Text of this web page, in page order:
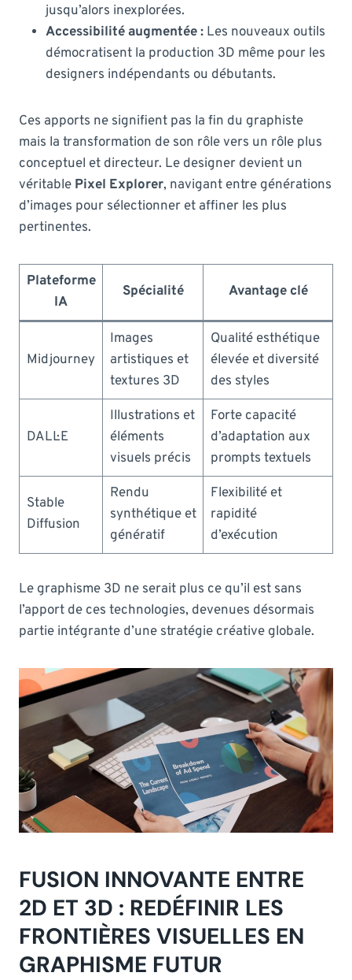
jusqu’alors inexplorées.
Accessibilité augmentée : Les nouveaux outils
démocratisent la production 3D même pour les
designers indépendants ou débutants.
Ces apports ne signifient pas la fin du graphiste
mais la transformation de son rôle vers un rôle plus
conceptuel et directeur. Le designer devient un
véritable Pixel Explorer, navigant entre générations
d’images pour sélectionner et affiner les plus
pertinentes.
Plateforme
IA
Spécialité Avantage clé
Midjourney
Images
artistiques et
textures 3D
Qualité esthétique
élevée et diversité
des styles
DALL·E
Illustrations et
éléments
visuels précis
Forte capacité
d’adaptation aux
prompts textuels
Stable
Diffusion
Rendu
synthétique et
génératif
Flexibilité et
rapidité
d’exécution
Le graphisme 3D ne serait plus ce qu’il est sans
l’apport de ces technologies, devenues désormais
partie intégrante d’une stratégie créative globale.
FUSION INNOVANTE ENTRE
2D ET 3D : REDÉFINIR LES
FRONTIÈRES VISUELLES EN
GRAPHISME FUTUR